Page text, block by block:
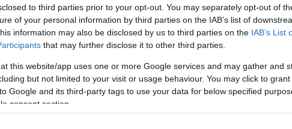
to third parties prior to your opt-out. You may separately opt-out of
of your personal information by third parties on the IAB’s list of
information may also be disclosed by us to third parties on the IAB’s List
that may further disclose it to other third parties.
this website/app uses one or more Google services and may gather and
but not limited to your visit or usage behaviour. You may click to
Google and its third-party tags to use your data for below specified
consent section.